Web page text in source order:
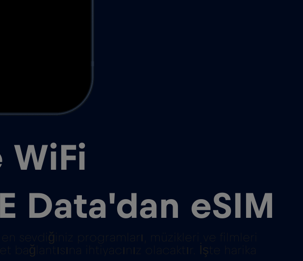
WiFi
Data'dan eSIM
sevdiğiniz programları, müzikleri ve filmleri
ihtiyacınız olacaktır. İşte harika